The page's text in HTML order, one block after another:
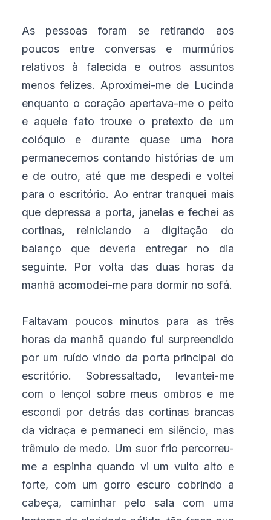
As pessoas foram se retirando aos
poucos entre conversas e murmúrios
relativos à falecida e outros assuntos
menos felizes. Aproximei-me de Lucinda
enquanto o coração apertava-me o peito
e aquele fato trouxe o pretexto de um
colóquio e durante quase uma hora
permanecemos contando histórias de um
e de outro, até que me despedi e voltei
para o escritório. Ao entrar tranquei mais
que depressa a porta, janelas e fechei as
cortinas, reiniciando a digitação do
balanço que deveria entregar no dia
seguinte. Por volta das duas horas da
manhã acomodei-me para dormir no sofá.
Faltavam poucos minutos para as três
horas da manhã quando fui surpreendido
por um ruído vindo da porta principal do
escritório. Sobressaltado, levantei-me
com o lençol sobre meus ombros e me
escondi por detrás das cortinas brancas
da vidraça e permaneci em silêncio, mas
trêmulo de medo. Um suor frio percorreu-
me a espinha quando vi um vulto alto e
forte, com um gorro escuro cobrindo a
cabeça, caminhar pelo sala com uma